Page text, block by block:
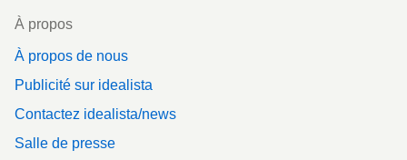
Footer
À propos
À propos de nous
Publicité sur idealista
Contactez idealista/news
Salle de presse